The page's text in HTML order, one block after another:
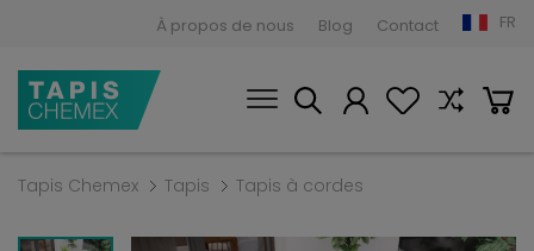
À propos de nous Blog Contact FR
Tapis Chemex Tapis Tapis à cordes